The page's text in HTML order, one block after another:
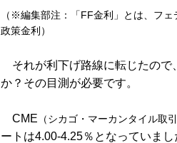
（※編集部注：「FF金利」とは、フ
政策金利）
それが利下げ路線に転じたので
か？その目測が必要です。
CME （シカゴ・マーカンタイル取引
ートは4.00-4.25％となっていまし